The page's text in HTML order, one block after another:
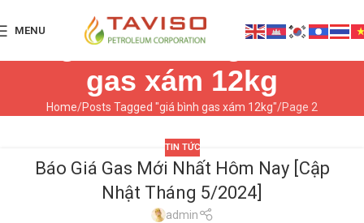
MENUTag Archives: giá bình
gas xám 12kg
Home Posts Tagged "giá bình gas xám 12kg" Page 2
TIN TỨC
Báo Giá Gas Mới Nhất Hôm Nay [Cập
Nhật Tháng 5/2024]
admin